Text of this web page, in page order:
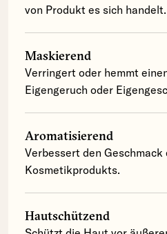
von Produkt es sich handelt.
Maskierend
Verringert oder hemmt
Eigengeruch oder
Aromatisierend
Verbessert den Geschmack
Kosmetikprodukts.
Hautschützend